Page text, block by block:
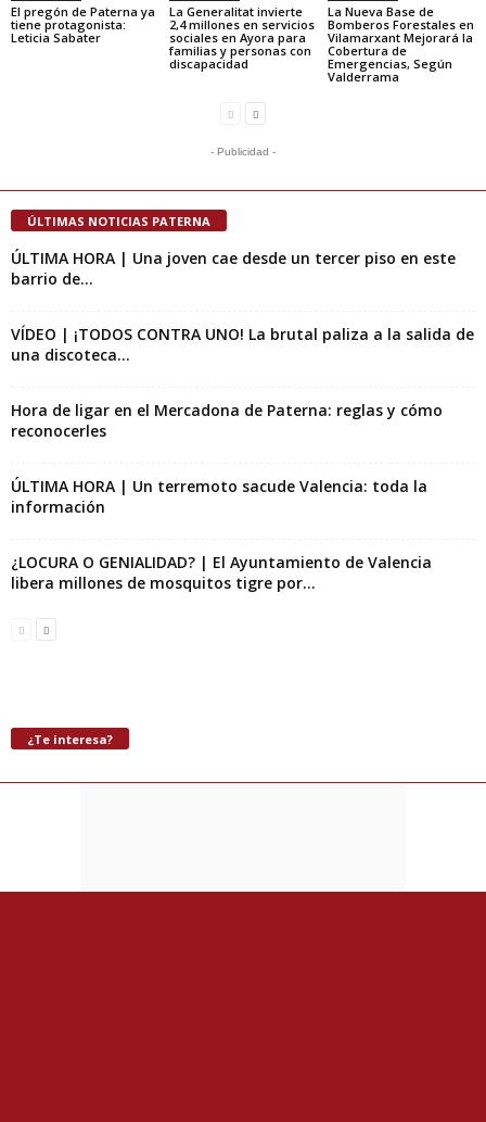
El pregón de Paterna ya
tiene protagonista:
Leticia Sabater
La Generalitat invierte
2,4 millones en servicios
sociales en Ayora para
familias y personas con
discapacidad
La Nueva Base de
Bomberos Forestales en
Vilamarxant Mejorará la
Cobertura de
Emergencias, Según
Valderrama
- Publicidad -
ÚLTIMAS NOTICIAS PATERNA
ÚLTIMA HORA | Una joven cae desde un tercer piso en este
barrio de...
VÍDEO | ¡TODOS CONTRA UNO! La brutal paliza a la salida de
una discoteca...
Hora de ligar en el Mercadona de Paterna: reglas y cómo
reconocerles
ÚLTIMA HORA | Un terremoto sacude Valencia: toda la
información
¿LOCURA O GENIALIDAD? | El Ayuntamiento de Valencia
libera millones de mosquitos tigre por...
¿Te interesa?